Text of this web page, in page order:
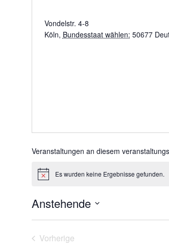
Vondelstr. 4-8
Köln, Bundesstaat wählen: 50677
Veranstaltungen an diesem
HinweisEs wurden keine Ergebnisse gefunden.
Anstehende
Vorherige